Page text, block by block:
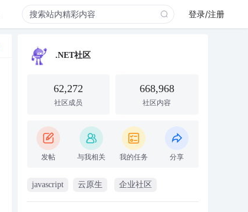
登录/注册
.NET社区
62,272
社区成员
668,968
社区内容
发帖 与我相关 我的任务 分享
javascript 云原生 企业社区